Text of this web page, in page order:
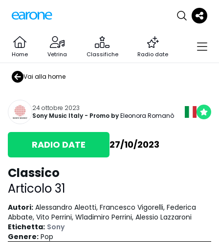
Home Vetrina Classifiche Radio date
Vai alla home
24 ottobre 2023
Sony Music Italy - Promo byEleonora Romanò
RADIO DATE 27/10/2023
Classico
Articolo 31
Autori: Alessandro Aleotti, Francesco Vigorelli, Federica
Abbate, Vito Perrini, Wladimiro Perrini, Alessio Lazzaroni
Etichetta: Sony
Genere: Pop